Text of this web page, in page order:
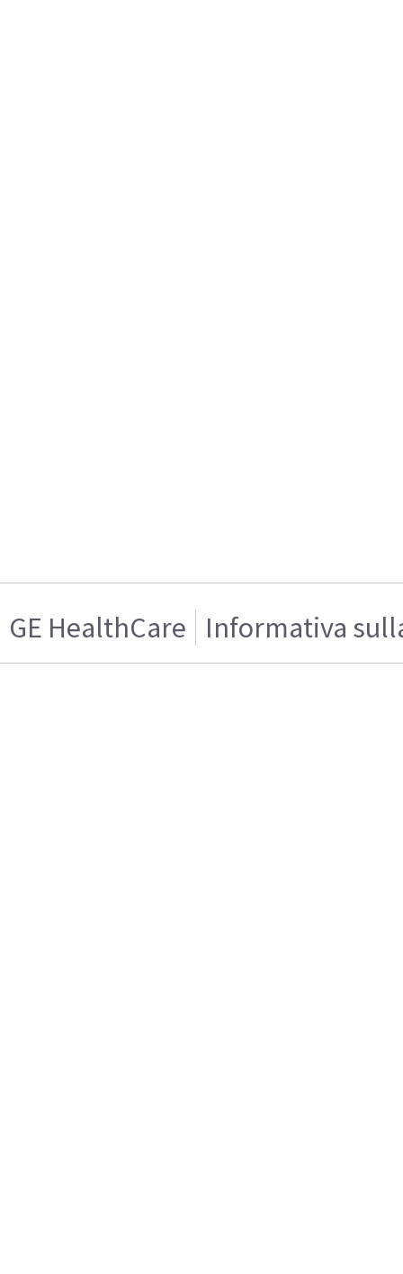
GE HealthCare Informativa